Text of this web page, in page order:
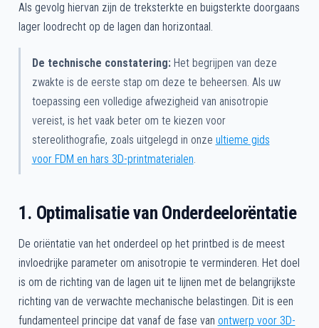
Als gevolg hiervan zijn de treksterkte en buigsterkte doorgaans
lager loodrecht op de lagen dan horizontaal.
De technische constatering:Het begrijpen van deze
zwakte is de eerste stap om deze te beheersen. Als uw
toepassing een volledige afwezigheid van anisotropie
vereist, is het vaak beter om te kiezen voor
stereolithografie, zoals uitgelegd in onze ultieme gids
voor FDM en hars 3D-printmaterialen.
1. Optimalisatie van Onderdeelorëntatie
De oriëntatie van het onderdeel op het printbed is de meest
invloedrijke parameter om anisotropie te verminderen. Het doel
is om de richting van de lagen uit te lijnen met de belangrijkste
richting van de verwachte mechanische belastingen. Dit is een
fundamenteel principe dat vanaf de fase van ontwerp voor 3D-